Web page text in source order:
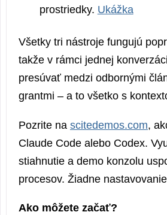
prostriedky. U­kážka
Všetky tri nástroje fungujú
takže v rámci jednej
presúvať medzi odbornými
grantmi – a to všetko s
Pozrite na scitedemos.com,
Claude Code alebo Codex.
stiahnutie a demo konzolu
procesov. Žiadne
Ako môžete začať?